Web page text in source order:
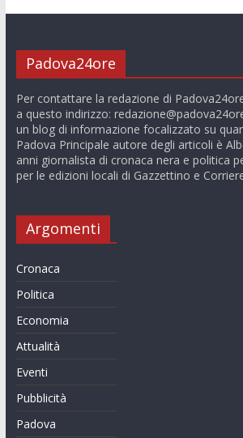
Padova24ore
Per contattare la redazione di
a questo indirizzo:
un blog di informazione focalizzato su
Padova Principale autore degli articoli è
anni giornalista di cronaca nera e politica
per le edizioni locali di Gazzettino e
Argomenti
Cronaca
Politica
Economia
Attualità
Eventi
Pubblicità
Padova